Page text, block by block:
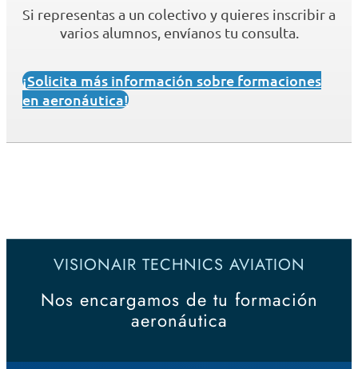
Si representas a un colectivo y quieres inscribir a
varios alumnos, envíanos tu consulta.
¡Solicita más información sobre formaciones
en aeronáutica!
VISIONAIR TECHNICS AVIATION
Nos encargamos de tu formación
aeronáutica